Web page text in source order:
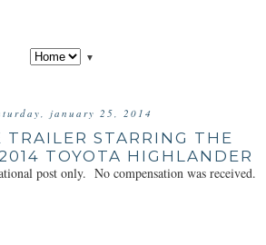
▼
january 25, 2014
TRAILER STARRING THE
TOYOTA HIGHLANDER
post only. No compensation was received.